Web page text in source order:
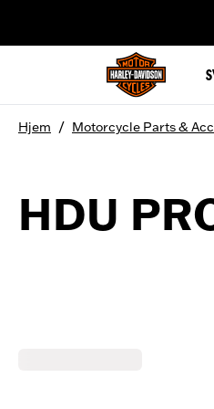
Hjem / Motorcycle Parts &
HDU